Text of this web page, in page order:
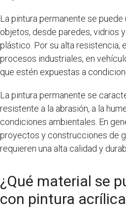
La pintura permanente se
objetos, desde paredes, vidrios
plástico. Por su alta resistencia,
procesos industriales, en
que estén expuestas a
La pintura permanente se
resistente a la abrasión, a la
condiciones ambientales. En
proyectos y construcciones de
requieren una alta calidad y
¿Qué material se
con pintura